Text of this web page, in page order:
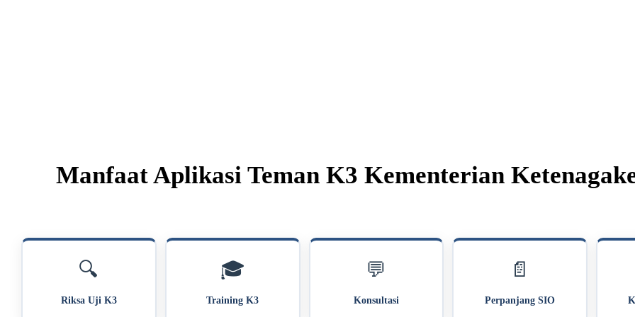
Manfaat Aplikasi Teman K3 Kementerian
🔍
Riksa Uji K3
🎓
Training K3
💬
Konsultasi
📄
Perpanjang SIO